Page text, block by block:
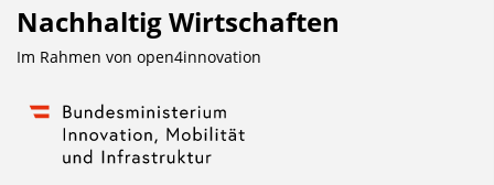
Nachhaltig Wirtschaften
Im Rahmen von open4innovation